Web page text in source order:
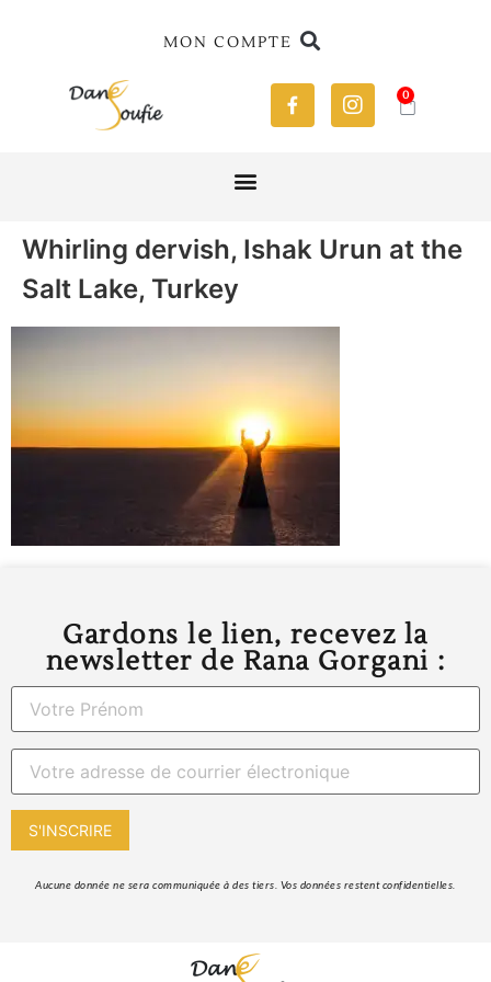
MON COMPTE
0
Whirling dervish, Ishak Urun at the
Salt Lake, Turkey
Gardons le lien, recevez la
newsletter de Rana Gorgani :